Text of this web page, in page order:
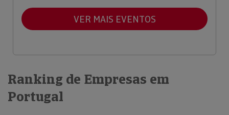
VER MAIS EVENTOS
Ranking de Empresas em
Portugal